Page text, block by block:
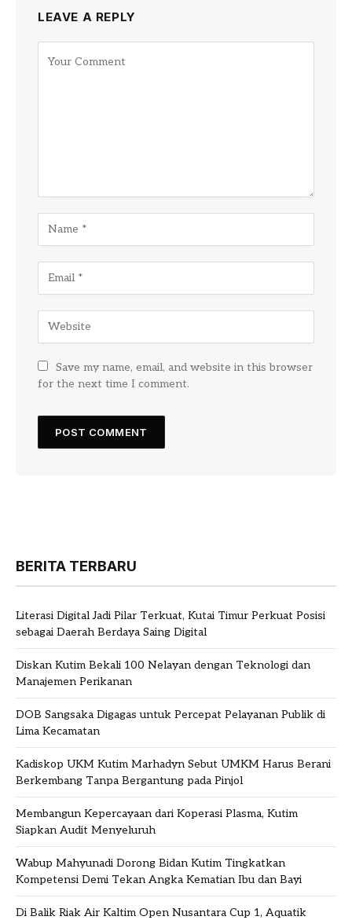
LEAVE A REPLY
Save my name, email, and website in this browser
for the next time I comment.
BERITA TERBARU
Literasi Digital Jadi Pilar Terkuat, Kutai Timur Perkuat Posisi
sebagai Daerah Berdaya Saing Digital
Diskan Kutim Bekali 100 Nelayan dengan Teknologi dan
Manajemen Perikanan
DOB Sangsaka Digagas untuk Percepat Pelayanan Publik di
Lima Kecamatan
Kadiskop UKM Kutim Marhadyn Sebut UMKM Harus Berani
Berkembang Tanpa Bergantung pada Pinjol
Membangun Kepercayaan dari Koperasi Plasma, Kutim
Siapkan Audit Menyeluruh
Wabup Mahyunadi Dorong Bidan Kutim Tingkatkan
Kompetensi Demi Tekan Angka Kematian Ibu dan Bayi
Di Balik Riak Air Kaltim Open Nusantara Cup 1, Aquatik